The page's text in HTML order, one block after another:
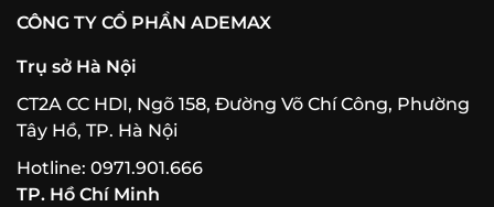
CÔNG TY CỔ PHẦN ADEMAX
Trụ sở Hà Nội
CT2A CC HDI, Ngõ 158, Đường Võ Chí Công, Phường
Tây Hồ, TP. Hà Nội
Hotline: 0971.901.666
TP. Hồ Chí Minh